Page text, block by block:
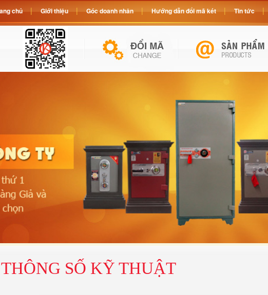
THÔNG SỐ KỸ THUẬT
chủ Giới thiệu Góc doanh nhân Hướng dẫn đổi mã két Tin tức